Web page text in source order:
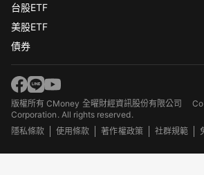
台股ETF
美股ETF
債券
版權所有 CMoney 全曜財經資訊股份有限公司
Corporation. All rights reserved.
隱私條款
使用條款 著作權政策 社群規範